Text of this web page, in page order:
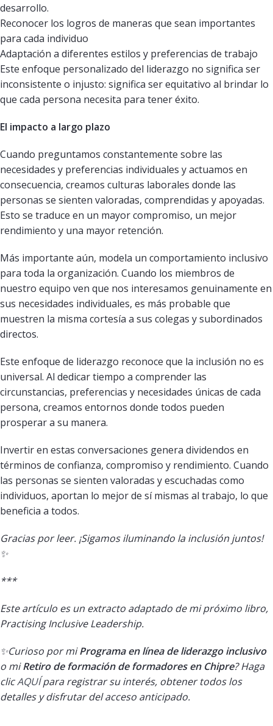
desarrollo.
Reconocer los logros de maneras que sean importantes
para cada individuo
Adaptación a diferentes estilos y preferencias de trabajo
Este enfoque personalizado del liderazgo no significa ser
inconsistente o injusto: significa ser equitativo al brindar lo
que cada persona necesita para tener éxito.
El impacto a largo plazo
Cuando preguntamos constantemente sobre las
necesidades y preferencias individuales y actuamos en
consecuencia, creamos culturas laborales donde las
personas se sienten valoradas, comprendidas y apoyadas.
Esto se traduce en un mayor compromiso, un mejor
rendimiento y una mayor retención.
Más importante aún, modela un comportamiento inclusivo
para toda la organización. Cuando los miembros de
nuestro equipo ven que nos interesamos genuinamente en
sus necesidades individuales, es más probable que
muestren la misma cortesía a sus colegas y subordinados
directos.
Este enfoque de liderazgo reconoce que la inclusión no es
universal. Al dedicar tiempo a comprender las
circunstancias, preferencias y necesidades únicas de cada
persona, creamos entornos donde todos pueden
prosperar a su manera.
Invertir en estas conversaciones genera dividendos en
términos de confianza, compromiso y rendimiento. Cuando
las personas se sienten valoradas y escuchadas como
individuos, aportan lo mejor de sí mismas al trabajo, lo que
beneficia a todos.
Gracias por leer. ¡Sigamos iluminando la inclusión juntos!
✨
***
Este artículo es un extracto adaptado de mi próximo libro,
Practising Inclusive Leadership.
✨Curioso por miPrograma en línea de liderazgo inclusivo
o miRetiro de formación de formadores en Chipre? Haga
clicAQUÍpara registrar su interés, obtener todos los
detalles y disfrutar del acceso anticipado.